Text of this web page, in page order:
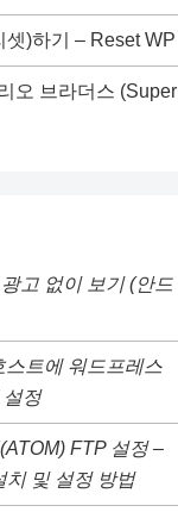
)하기 – Reset WP
오 브라더스 (Super
고 없이 보기 (안드
스트에 워드프레스
설정
FTP 설정 –
치 및 설정 방법